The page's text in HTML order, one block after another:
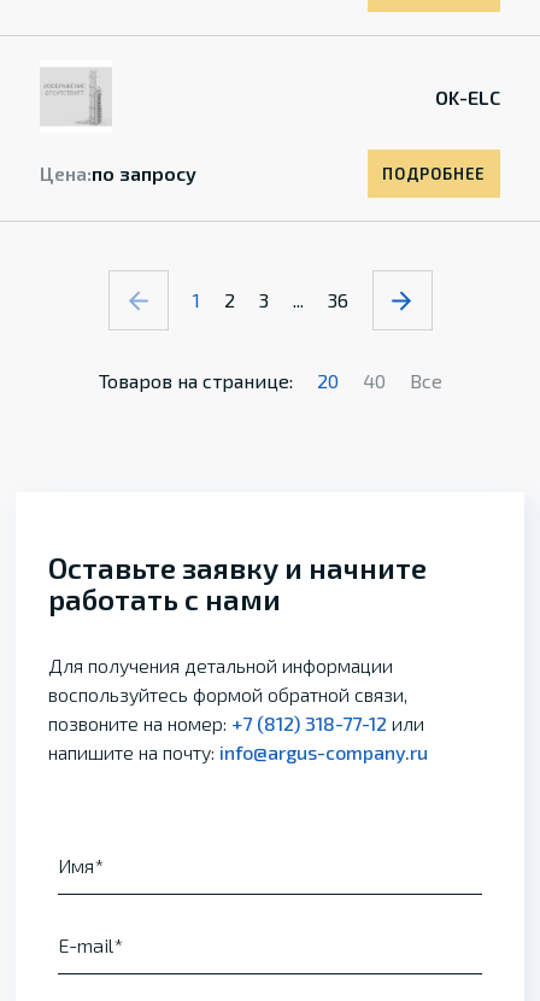
OK-ELC
Цена:по запросу ПОДРОБНЕЕ
1 2 3 ... 36
Товаров на странице: 20 40 Все
Оставьте заявку и начните
работать с нами
Для получения детальной информации
воспользуйтесь формой обратной связи,
позвоните на номер: +7 (812) 318-77-12 или
напишите на почту: info@argus-company.ru
Имя
E-mail